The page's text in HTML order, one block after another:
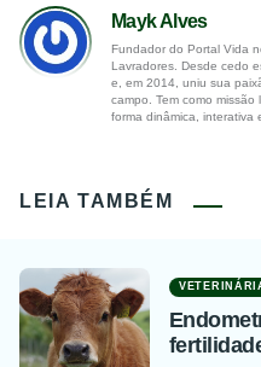
Mayk Alves
Fundador do Portal Vida
Lavradores. Desde cedo
e, em 2014, uniu sua
campo. Tem como
forma dinâmica, interativa
LEIA TAMBÉM